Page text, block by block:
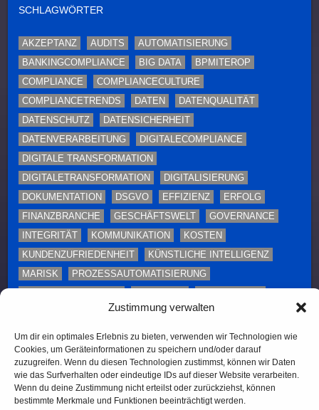
Zustimmung verwalten
Um dir ein optimales Erlebnis zu bieten, verwenden wir Technologien wie
Cookies, um Geräteinformationen zu speichern und/oder darauf
zuzugreifen. Wenn du diesen Technologien zustimmst, können wir Daten
wie das Surfverhalten oder eindeutige IDs auf dieser Website verarbeiten.
Wenn du deine Zustimmung nicht erteilst oder zurückziehst, können
bestimmte Merkmale und Funktionen beeinträchtigt werden.
SCHLAGWÖRTER
AKZEPTANZ AUDITS
AUTOMATISIERUNG
BANKINGCOMPLIANCE
BIG DATA
BPMITEROP
COMPLIANCE
COMPLIANCECULTURE
COMPLIANCETRENDS
DATEN
DATENQUALITÄT
DATENSCHUTZ
DATENSICHERHEIT
DATENVERARBEITUNG
DIGITALECOMPLIANCE
DIGITALE TRANSFORMATION
DIGITALETRANSFORMATION
DIGITALISIERUNG
DOKUMENTATION
DSGVO EFFIZIENZ
ERFOLG
FINANZBRANCHE
GESCHÄFTSWELT
GOVERNANCE
INTEGRITÄT
KOMMUNIKATION
KOSTEN
KUNDENZUFRIEDENHEIT
KÜNSTLICHE INTELLIGENZ
MARISK
PROZESSAUTOMATISIERUNG
SICHERHEITSMASSNAHMEN
TOLERANT SOFTWARE
TONEFROMTHETOP
TRANSFORMATION
UNTERNEHMEN
UNTERNEHMENSKULTUR
UNTERNEHMENSSTRATEGIE
ZUKUNFTDERCOMPLIANCE
ZUSAMMENARBEIT
ÜBERWACHUNG